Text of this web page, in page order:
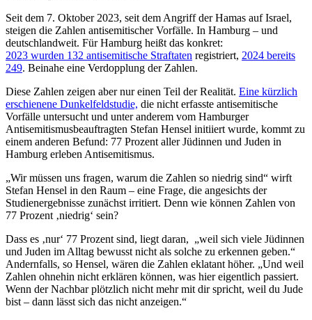
Seit dem 7. Oktober 2023, seit dem Angriff der Hamas auf Israel,
steigen die Zahlen antisemitischer Vorfälle. In Hamburg – und
deutschlandweit. Für Hamburg heißt das konkret:
2023 wurden 132 antisemitische Straftaten registriert, 2024 bereits
249. Beinahe eine Verdopplung der Zahlen.
Diese Zahlen zeigen aber nur einen Teil der Realität. Eine kürzlich
erschienene Dunkelfeldstudie, die nicht erfasste antisemitische
Vorfälle untersucht und unter anderem vom Hamburger
Antisemitismusbeauftragten Stefan Hensel initiiert wurde, kommt zu
einem anderen Befund: 77 Prozent aller Jüdinnen und Juden in
Hamburg erleben Antisemitismus.
„Wir müssen uns fragen, warum die Zahlen so niedrig sind“ wirft
Stefan Hensel in den Raum – eine Frage, die angesichts der
Studienergebnisse zunächst irritiert. Denn wie können Zahlen von
77 Prozent ‚niedrig‘ sein?
Dass es ‚nur‘ 77 Prozent sind, liegt daran, „weil sich viele Jüdinnen
und Juden im Alltag bewusst nicht als solche zu erkennen geben.“
Andernfalls, so Hensel, wären die Zahlen eklatant höher. „Und weil
Zahlen ohnehin nicht erklären können, was hier eigentlich passiert.
Wenn der Nachbar plötzlich nicht mehr mit dir spricht, weil du Jude
bist – dann lässt sich das nicht anzeigen.“